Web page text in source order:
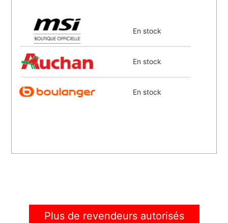
En stock
En stock
En stock
Plus de revendeurs autorisés